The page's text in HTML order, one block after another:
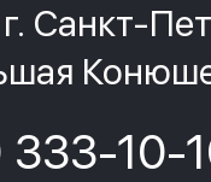
Санкт-
10-